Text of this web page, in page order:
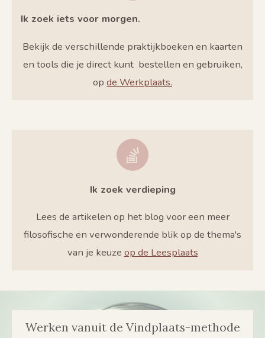
Ik zoek iets voor morgen.
Bekijk de verschillende praktijkboeken en kaarten
en tools die je direct kunt bestellen en gebruiken,
op de Werkplaats.
Ik zoek verdieping
Lees de artikelen op het blog voor een meer
filosofische en verwonderende blik op de thema's
van je keuze op de Leesplaats
Werken vanuit de Vindplaats-methode